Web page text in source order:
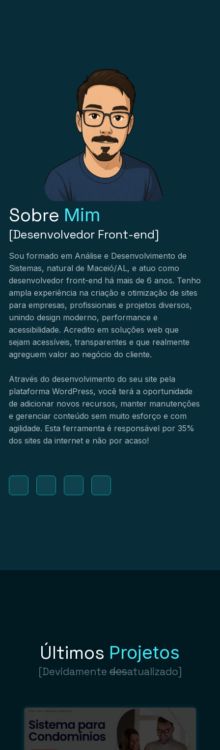
Sobre Mim
[Desenvolvedor Front-end]
Sou formado em Análise e Desenvolvimento de
Sistemas, natural de Maceió/AL, e atuo como
desenvolvedor front-end há mais de 6 anos. Tenho
ampla experiência na criação e otimização de sites
para empresas, profissionais e projetos diversos,
unindo design moderno, performance e
acessibilidade. Acredito em soluções web que
sejam acessíveis, transparentes e que realmente
agreguem valor ao negócio do cliente.
Através do desenvolvimento do seu site pela
plataforma WordPress, você terá a oportunidade
de adicionar novos recursos, manter manutenções
e gerenciar conteúdo sem muito esforço e com
agilidade. Esta ferramenta é responsável por 35%
dos sites da internet e não por acaso!
Últimos Projetos
[Devidamente desatualizado]